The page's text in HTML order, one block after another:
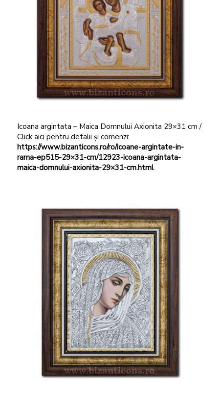
Icoana argintata – Maica Domnului Axionita 29×31 cm /
Click aici pentru detalii și comenzi:
https://www.bizanticons.ro/ro/icoane-argintate-in-
rama-ep515-29×31-cm/12923-icoana-argintata-
maica-domnului-axionita-29×31-cm.html